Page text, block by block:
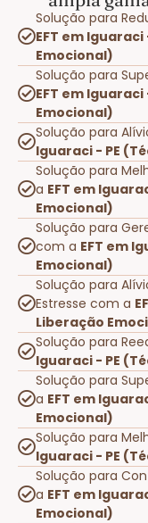
Solução para
EFT em
Emocional)
Solução para
EFT em
Emocional)
Solução para
Iguaraci - PE
Solução para
a EFT em
Emocional)
Solução para
com a EFT em
Emocional)
Solução para
Estresse com a
Liberação
Solução para
Iguaraci - PE
Solução para
a EFT em
Emocional)
Solução para
Iguaraci - PE
Solução para
a EFT em
Emocional)